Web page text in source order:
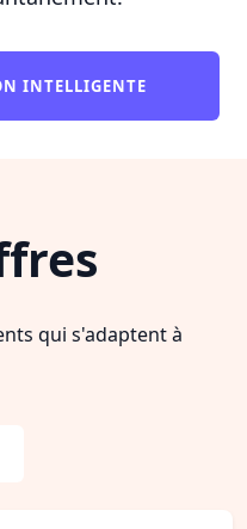
INTELLIGENTE
qui s'adaptent à